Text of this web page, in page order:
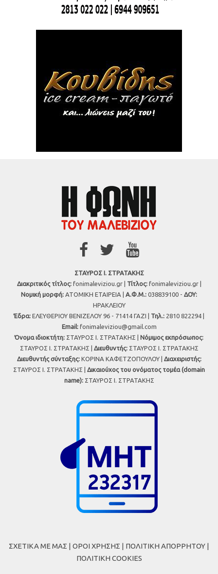
ΣΤΑΥΡΟΣ Ι. ΣΤΡΑΤΑΚΗΣ
Διακριτικός τίτλος:fonimaleviziou.gr | Τίτλος:fonimaleviziou.gr |
Νομική μορφή: ΑΤΟΜΙΚΗ ΕΤΑΙΡΕΙΑ | Α.Φ.Μ.: 038839100 - ΔΟΥ:
ΗΡΑΚΛΕΙΟΥ
Έδρα: ΕΛΕΥΘΕΡΙΟΥ ΒΕΝΙΖΕΛΟΥ 96 - 71414 ΓΑΖΙ | Τηλ.: 2810 822294 |
Εmail: fonimaleviziou@gmail.com
Όνομα ιδιοκτήτη: ΣΤΑΥΡΟΣ Ι. ΣΤΡΑΤΑΚΗΣ | Νόμιμος εκπρόσωπος:
ΣΤΑΥΡΟΣ Ι. ΣΤΡΑΤΑΚΗΣ | Διευθυντής:ΣΤΑΥΡΟΣ Ι. ΣΤΡΑΤΑΚΗΣ
Διευθυντής σύνταξης:ΚΟΡΙΝΑ ΚΑΦΕΤΖΟΠΟΥΛΟΥ | Διαχειριστής:
ΣΤΑΥΡΟΣ Ι. ΣΤΡΑΤΑΚΗΣ | Δικαιούχος του ονόματος τομέα (domain
name):ΣΤΑΥΡΟΣ Ι. ΣΤΡΑΤΑΚΗΣ
ΣΧΕΤΙΚΑ ΜΕ ΜΑΣ | ΟΡΟΙ ΧΡΗΣΗΣ | ΠΟΛΙΤΙΚΗ ΑΠΟΡΡΗΤΟΥ |
ΠΟΛΙΤΙΚΗ COOKIES